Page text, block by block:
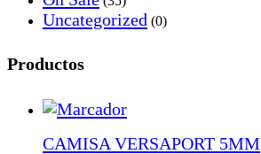
Uncategorized (0)
Productos
CAMISA VERSAPORT 5MM